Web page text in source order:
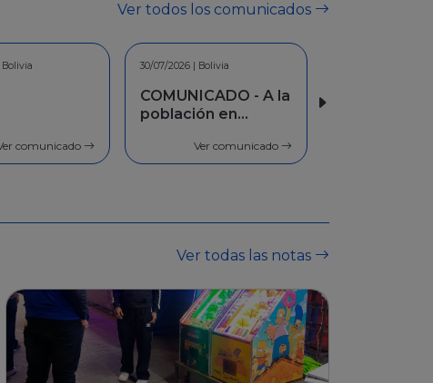
Ver todos los comunicados
comunicado
30/06/2026 | Bolivia
INFORMACION -
Facilidades de
Ver comunicado
Ver todas las notas